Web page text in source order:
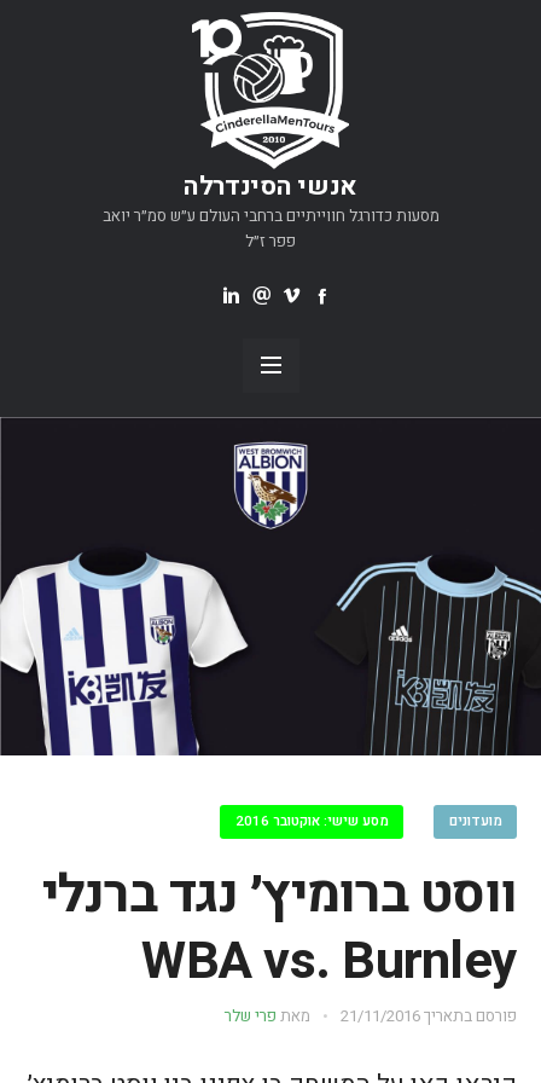
אנשי הסינדרלה
מסעות כדורגל חווייתיים ברחבי העולם ע״ש סמ״ר יואב
פפר ז״ל
מועדונים מסע שישי: אוקטובר 2016
ווסט ברומיץ׳ נגד ברנלי
WBA vs. Burnley
פורסם בתאריך21/11/2016 מאת פרי שלר